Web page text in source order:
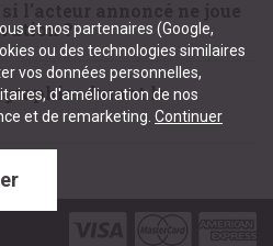
?
durant le
et nos partenaires (Google,
ou des technologies similaires
vos données personnelles,
d'amélioration de nos
et de remarketing. Continuer